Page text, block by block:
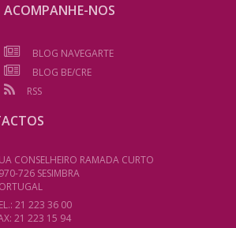
ACOMPANHE-NOS
BLOG NAVEGARTE
BLOG BE/CRE
RSS
CONSELHEIRO RAMADA CURTO
726 SESIMBRA
21 223 36 00
21 223 15 94